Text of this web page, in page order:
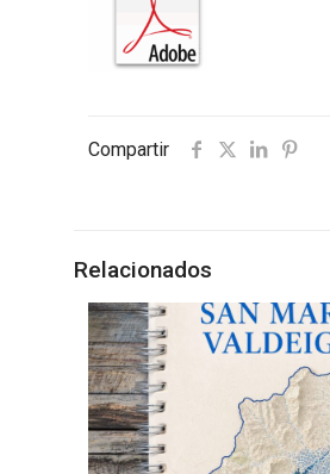
Compartir
Relacionados